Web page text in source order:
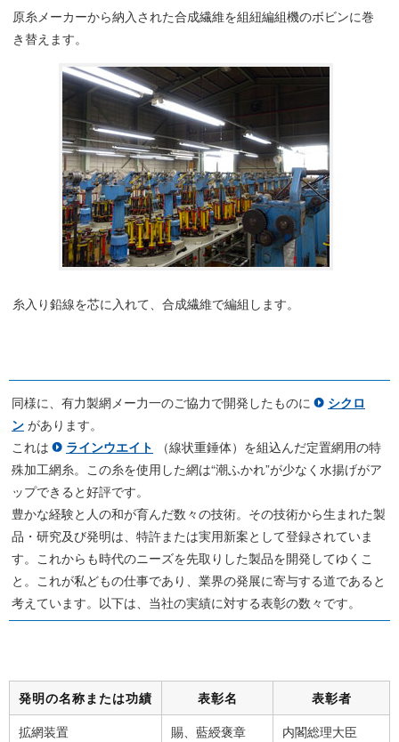
原糸メーカーから納入された合成繊維を組紐編組機のボビンに巻
き替えます。
糸入り鉛線を芯に入れて、合成繊維で編組します。
同様に、有力製網メー力一のご協力で開発したものに
シクロ
ン があります。
これは
ラインウエイト （線状重錘体）を組込んだ定置網用の特
殊加工網糸。この糸を使用した網は“潮ふかれ”が少なく水揚げがア
ップできると好評です。
豊かな経験と人の和が育んだ数々の技術。その技術から生まれた製
品・研究及び発明は、特許または実用新案として登録されていま
す。これからも時代のニーズを先取りした製品を開発してゆくこ
と。これが私どもの仕事であり、業界の発展に寄与する道であると
考えています。以下は、当社の実績に対する表彰の数々です。
発明の名称または功績 表彰名
表彰者
拡網装置
賜、藍綬褒章
内閣総理大臣